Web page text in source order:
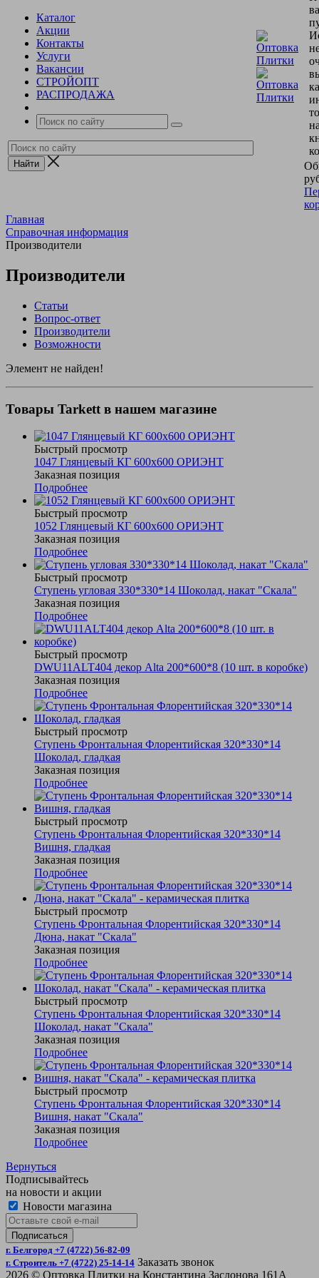
Каталог
Акции
Контакты
Услуги
Вакансии
СТРОЙОПТ
РАСПРОДАЖА
Главная
Справочная информация
Производители
Производители
Статьи
Вопрос-ответ
Производители
Возможности
Элемент не найден!
Товары Tarkett в нашем магазине
Быстрый просмотр
1047 Глянцевый КГ 600х600 ОРИЭНТ
Заказная позиция
Подробнее
Быстрый просмотр
1052 Глянцевый КГ 600х600 ОРИЭНТ
Заказная позиция
Подробнее
Быстрый просмотр
Ступень угловая 330*330*14 Шоколад, накат "Скала"
Заказная позиция
Подробнее
Быстрый просмотр
DWU11ALT404 декор Alta 200*600*8 (10 шт. в коробке)
Заказная позиция
Подробнее
Быстрый просмотр
Ступень Фронтальная Флорентийская 320*330*14
Шоколад, гладкая
Заказная позиция
Подробнее
Быстрый просмотр
Ступень Фронтальная Флорентийская 320*330*14
Вишня, гладкая
Заказная позиция
Подробнее
Быстрый просмотр
Ступень Фронтальная Флорентийская 320*330*14
Дюна, накат "Скала"
Заказная позиция
Подробнее
Быстрый просмотр
Ступень Фронтальная Флорентийская 320*330*14
Шоколад, накат "Скала"
Заказная позиция
Подробнее
Быстрый просмотр
Ступень Фронтальная Флорентийская 320*330*14
Вишня, накат "Скала"
Заказная позиция
Подробнее
Вернуться
Подписывайтесь
на новости и акции
Новости магазина
г. Белгород +7 (4722) 56-82-09
г. Строитель +7 (4722) 25-14-14 Заказать звонок
2026 © Оптовка Плитки на Константина Заслонова 161А